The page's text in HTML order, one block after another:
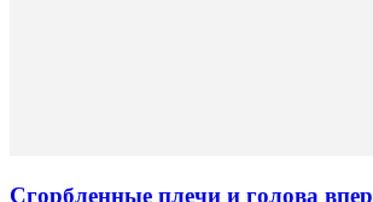
Сгорбленные плечи и голова